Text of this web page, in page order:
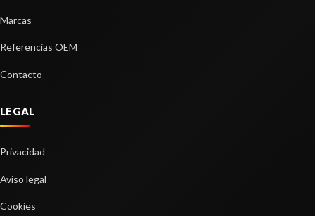
Marcas
Referencias OEM
Contacto
LEGAL
Privacidad
Aviso legal
Cookies